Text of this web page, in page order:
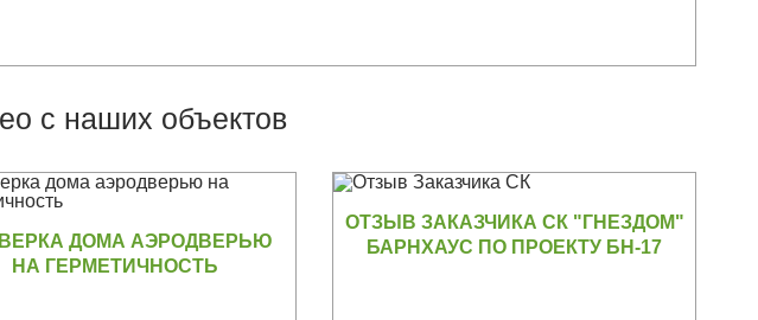
с наших объектов
ДОМА АЭРОДВЕРЬЮ
НА ГЕРМЕТИЧНОСТЬ
ОТЗЫВ ЗАКАЗЧИКА СК "ГНЕЗДОМ"
БАРНХАУС ПО ПРОЕКТУ БН-17